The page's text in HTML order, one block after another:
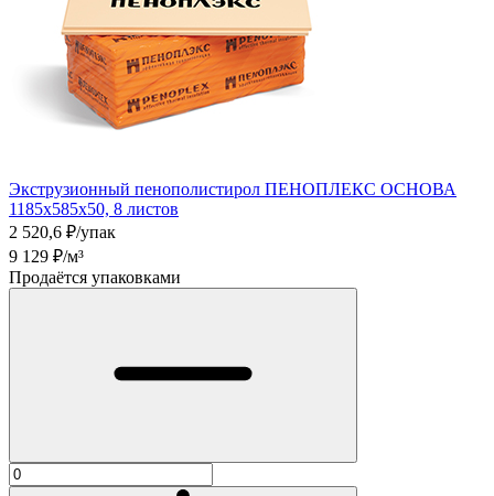
Экструзионный пенополистирол ПЕНОПЛЕКС ОСНОВА
1185х585х50, 8 листов
2 520,6 ₽/упак
9 129 ₽/м³
Продаётся упаковками